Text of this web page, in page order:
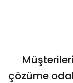
çözüme